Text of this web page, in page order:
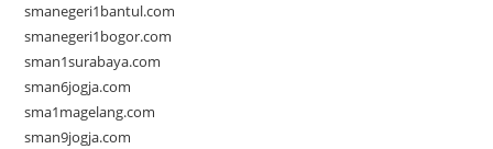
smanegeri1bantul.com
smanegeri1bogor.com
sman1surabaya.com
sman6jogja.com
sma1magelang.com
sman9jogja.com